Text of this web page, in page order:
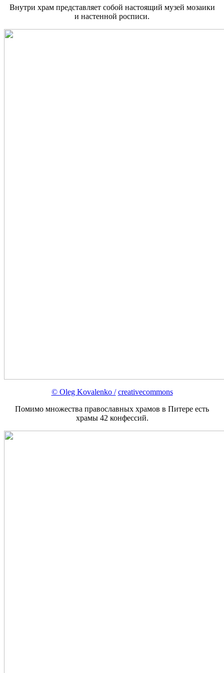
Внутри храм представляет собой настоящий музей мозаики
и настенной росписи.
© Oleg Kovalenko / creativecommons
Помимо множества православных храмов в Питере есть
храмы 42 конфессий.